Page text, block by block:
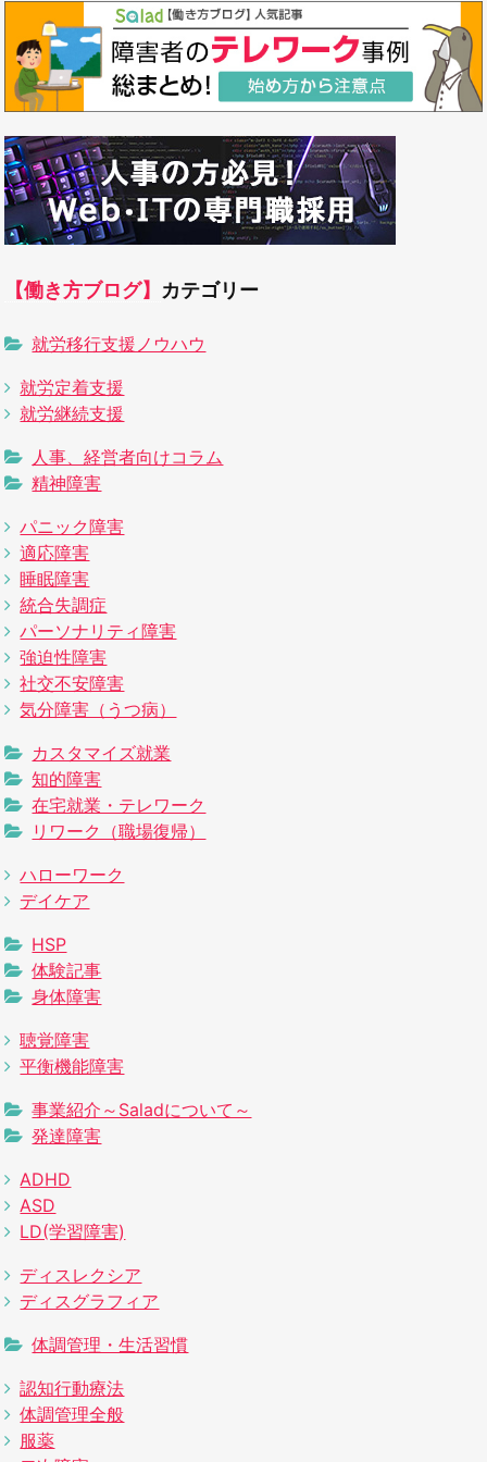
【働き方ブログ】 カテゴリー
就労移行支援ノウハウ
就労定着支援
就労継続支援
人事、経営者向けコラム
精神障害
パニック障害
適応障害
睡眠障害
統合失調症
パーソナリティ障害
強迫性障害
社交不安障害
気分障害（うつ病）
カスタマイズ就業
知的障害
在宅就業・テレワーク
リワーク（職場復帰）
ハローワーク
デイケア
HSP
体験記事
身体障害
聴覚障害
平衡機能障害
事業紹介～Saladについて～
発達障害
ADHD
ASD
LD(学習障害)
ディスレクシア
ディスグラフィア
体調管理・生活習慣
認知行動療法
体調管理全般
服薬